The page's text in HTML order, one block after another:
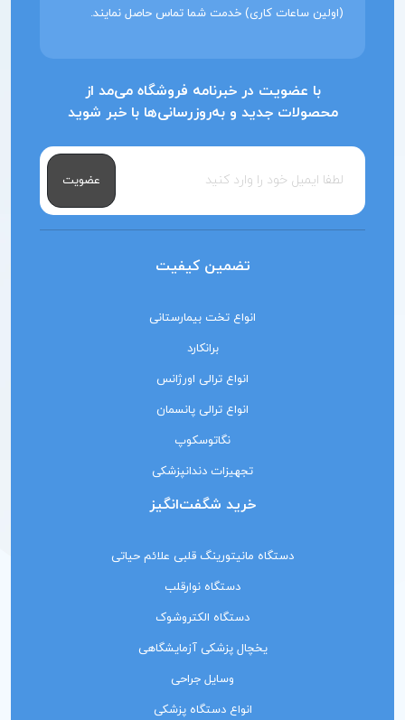
(اولین ساعات کاری) خدمت شما تماس حاصل نمایند.
با عضویت در خبرنامه فروشگاه می‌مد از
محصولات جدید و به‌روزرسانی‌ها با خبر شوید
عضویت
تضمین کیفیت
انواع تخت بیمارستانی
برانکارد
انواع ترالی اورژانس
انواع ترالی پانسمان
نگاتوسکوپ
تجهیزات دندانپزشکی
خرید شگفت‌انگیز
دستگاه مانیتورینگ‌ قلبی علائم حیاتی
دستگاه نوارقلب
دستگاه الکتروشوک
یخچال پزشکی آزمایشگاهی
وسایل جراحی
انواع دستگاه پزشکی